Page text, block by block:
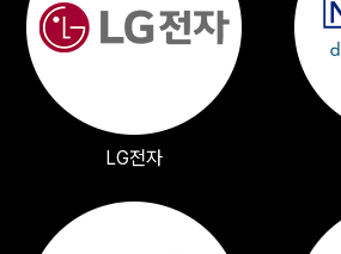
LG전자